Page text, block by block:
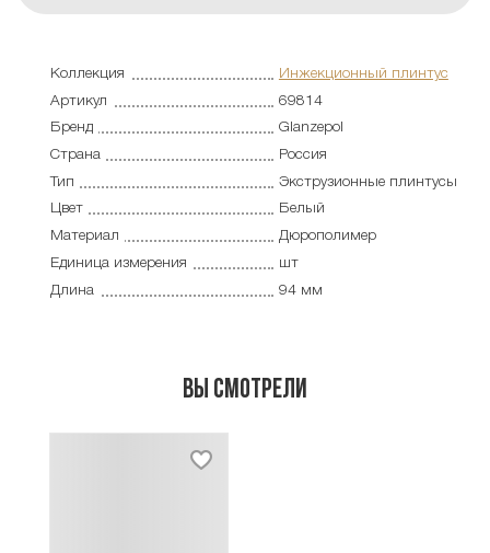
Коллекция
Инжекционный плинтус
Артикул
69814
Бренд
Glanzepol
Страна
Россия
Тип
Экструзионные плинтусы
Цвет
Белый
Материал
Дюрополимер
Единица измерения
шт
Длина
94 мм
Вы смотрели